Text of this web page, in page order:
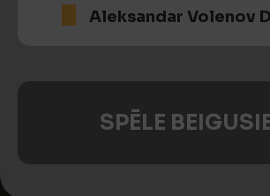
Aleksandar Volenov
SPĒLE